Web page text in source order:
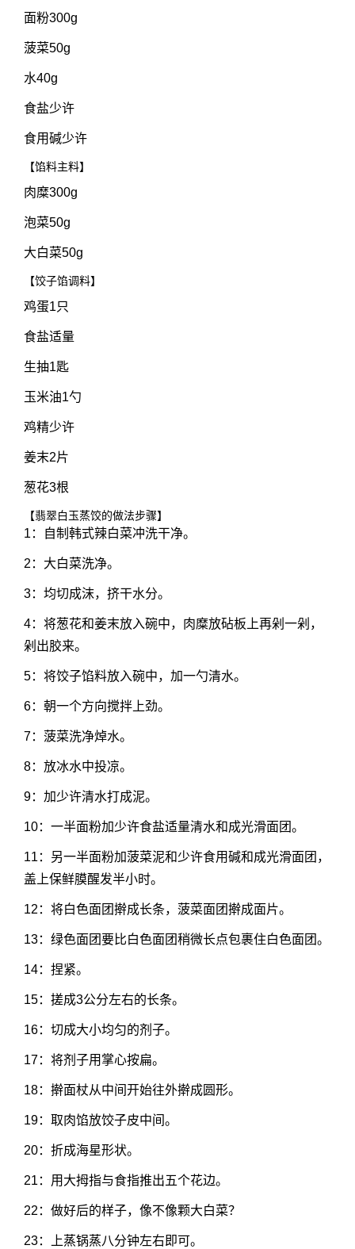
面粉300g
菠菜50g
水40g
食盐少许
食用碱少许
【馅料主料】
肉糜300g
泡菜50g
大白菜50g
【饺子馅调料】
鸡蛋1只
食盐适量
生抽1匙
玉米油1勺
鸡精少许
姜末2片
葱花3根
【翡翠白玉蒸饺的做法步骤】
1：自制韩式辣白菜冲洗干净。
2：大白菜洗净。
3：均切成沫，挤干水分。
4：将葱花和姜末放入碗中，肉糜放砧板上再剁一剁，
剁出胶来。
5：将饺子馅料放入碗中，加一勺清水。
6：朝一个方向搅拌上劲。
7：菠菜洗净焯水。
8：放冰水中投凉。
9：加少许清水打成泥。
10：一半面粉加少许食盐适量清水和成光滑面团。
11：另一半面粉加菠菜泥和少许食用碱和成光滑面团，
盖上保鲜膜醒发半小时。
12：将白色面团擀成长条，菠菜面团擀成面片。
13：绿色面团要比白色面团稍微长点包裹住白色面团。
14：捏紧。
15：搓成3公分左右的长条。
16：切成大小均匀的剂子。
17：将剂子用掌心按扁。
18：擀面杖从中间开始往外擀成圆形。
19：取肉馅放饺子皮中间。
20：折成海星形状。
21：用大拇指与食指推出五个花边。
22：做好后的样子，像不像颗大白菜？
23：上蒸锅蒸八分钟左右即可。